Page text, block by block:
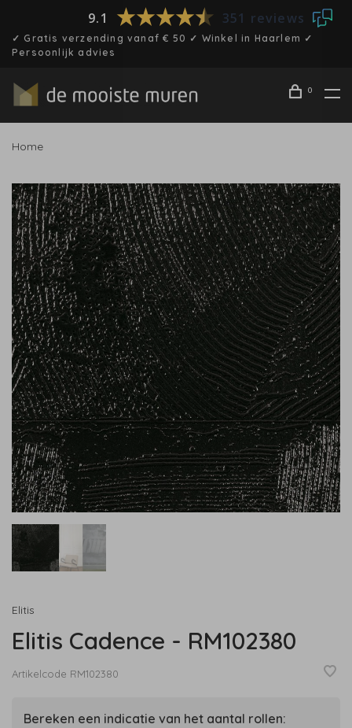
9.1 351 reviews
✓ Gratis verzending vanaf € 50 ✓ Winkel in Haarlem ✓
Persoonlijk advies
0
Home
Elitis
Elitis Cadence - RM102380
Artikelcode RM102380
Bereken een indicatie van het aantal rollen: